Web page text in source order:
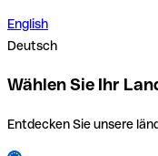
English
Deutsch
Wählen Sie Ihr
Entdecken Sie unsere